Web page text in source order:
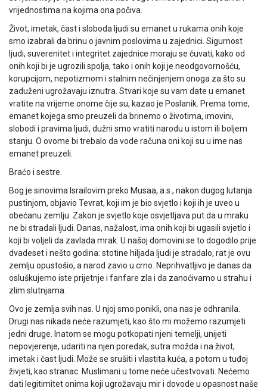
vrijednostima na kojima ona počiva.
Život, imetak, čast i sloboda ljudi su emanet u rukama onih koje
smo izabrali da brinu o javnim poslovima u zajednici. Sigurnost
ljudi, suverenitet i integritet zajednice moraju se čuvati, kako od
onih koji bi je ugrozili spolja, tako i onih koji je neodgovornošću,
korupcijom, nepotizmom i stalnim nečinjenjem onoga za što su
zaduženi ugrožavaju iznutra. Stvari koje su vam date u emanet
vratite na vrijeme onome čije su, kazao je Poslanik. Prema tome,
emanet kojega smo preuzeli da brinemo o životima, imovini,
slobodi i pravima ljudi, dužni smo vratiti narodu u istom ili boljem
stanju. O ovome bi trebalo da vode računa oni koji su u ime nas
emanet preuzeli.
Braćo i sestre.
Bog je sinovima Israilovim preko Musaa, a.s., nakon dugog lutanja
pustinjom, objavio Tevrat, koji im je bio svjetlo i koji ih je uveo u
obećanu zemlju. Zakon je svjetlo koje osvjetljava put da u mraku
ne bi stradali ljudi. Danas, nažalost, ima onih koji bi ugasili svjetlo i
koji bi voljeli da zavlada mrak. U našoj domovini se to dogodilo prije
dvadeset i nešto godina: stotine hiljada ljudi je stradalo, rat je ovu
zemlju opustošio, a narod zavio u crno. Neprihvatljivo je danas da
osluškujemo iste prijetnje i fanfare zla i da zanoćivamo u strahu i
zlim slutnjama.
Ovo je zemlja svih nas. U njoj smo ponikli, ona nas je odhranila.
Drugi nas nikada neće razumjeti, kao što mi možemo razumjeti
jedni druge. Inatom se mogu potkopati njeni temelji, unijeti
nepovjerenje, udariti na njen poredak, sutra možda i na život,
imetak i čast ljudi. Može se srušiti i vlastita kuća, a potom u tuđoj
živjeti, kao stranac. Muslimani u tome neće učestvovati. Nećemo
dati legitimitet onima koji ugrožavaju mir i dovode u opasnost naše